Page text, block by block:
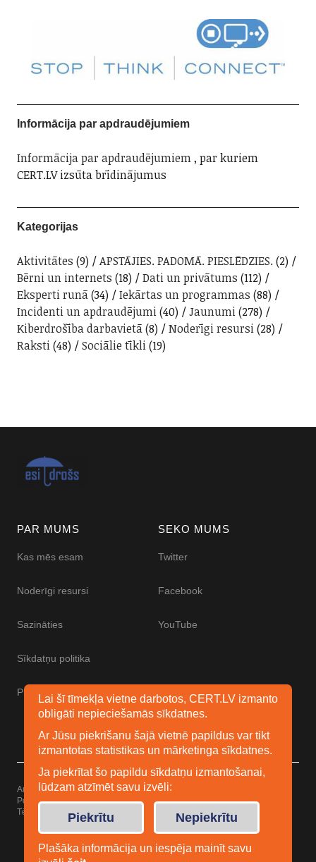
Informācija par apdraudējumiem
Informācija par apdraudējumiem, par kuriem
CERT.LV izsūta brīdinājumus
Kategorijas
Aktivitātes (9) APSTĀJIES. PADOMĀ. PIESLĒDZIES. (2)
Bērni un internets (18) Dati un privātums (112)
Eksperti runā(34) Iekārtas un programmas (88)
Incidenti un apdraudējumi(40) Jaunumi(278)
Kiberdrošība darbavietā(8) Noderīgi resursi(28)
Raksti(48) Sociālie tīkli(19)
PAR MUMS
Kas mēs esam
Noderīgi resursi
Sazināties
Sīkdatņu politika
Piekļūstamības paziņojums
SEKO MUMS
Twitter
Facebook
YouTube
Autortiesības © 2026 Esidrošs
Powered byWordPress
Tēma: Uku noElmastudio
Lai šī tīmekļa vietne darbotos, CERT.LV izmanto
obligāti nepieciešamās sīkdatnes.
Ar Jūsu piekrišanu šajā vietnē papildus var tikt
izmantotas statistikas un mārketinga sīkdatnes.
Ja piekrītat šo papildu sīkdatņu izmantošanai,
lūdzam atzīmēt savu izvēli:
Piekrītu Nepiekrītu
Plašāka informācija un iespēja mainīt savu